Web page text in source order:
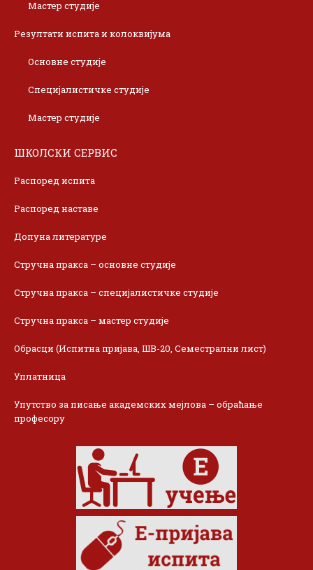
Мастер студије
Резултати испита и колоквијума
Основне студије
Специјалистичке студије
Мастер студије
ШКОЛСКИ СЕРВИС
Распоред испита
Распоред наставе
Допуна литературе
Стручна пракса – основне студије
Стручна пракса – специјалистичке студије
Стручна пракса – мастер студије
Обрасци (Испитна пријава, ШВ-20, Семестрални лист)
Уплатница
Упутство за писање академских мејлова – обраћање
професору